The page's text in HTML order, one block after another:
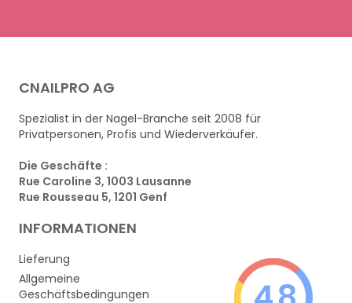
CNAILPRO AG
Spezialist in der Nagel-Branche seit 2008 für
Privatpersonen, Profis und Wiederverkäufer.
Die Geschäfte :
Rue Caroline 3, 1003 Lausanne
Rue Rousseau 5, 1201 Genf
INFORMATIONEN
Lieferung
Allgemeine
Geschäftsbedingungen